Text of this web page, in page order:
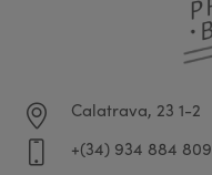
Calatrava, 23 1-2
+(34) 934 884 809